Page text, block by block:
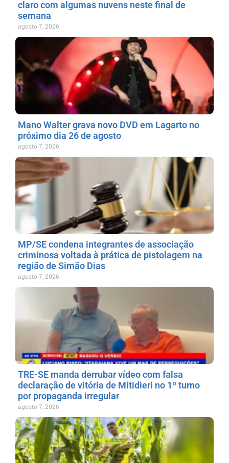
claro com algumas nuvens neste final de
semana
agosto 7, 2026
Mano Walter grava novo DVD em Lagarto no
próximo dia 26 de agosto
agosto 7, 2026
MP/SE condena integrantes de associação
criminosa voltada à prática de pistolagem na
região de Simão Dias
agosto 7, 2026
TRE-SE manda derrubar vídeo com falsa
declaração de vitória de Mitidieri no 1º turno
por propaganda irregular
agosto 7, 2026